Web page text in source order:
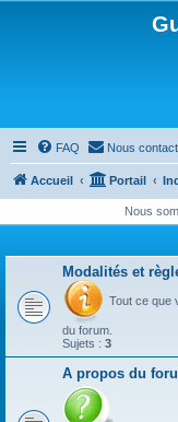
FAQ Nous
Accueil Portail
Nous
Modalités et
Tout ce que
du forum.
Sujets : 3
A propos du